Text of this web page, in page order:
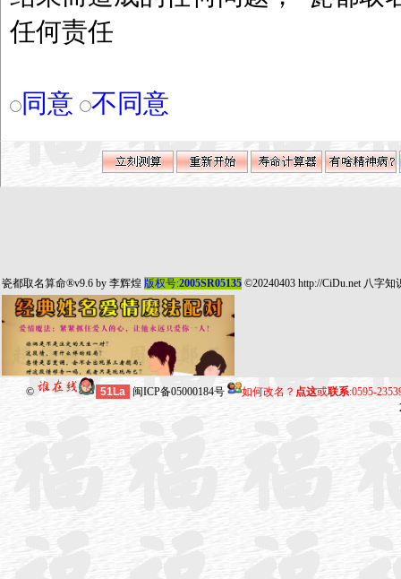
任何责任
同意 不同意
瓷都取名算命®v9.6 by 李辉煌 版权号:2005SR05135 ©20240403 http://CiDu.net 八字知
© 51La 闽ICP备05000184号 如何改名？ 点这或联系:0595-